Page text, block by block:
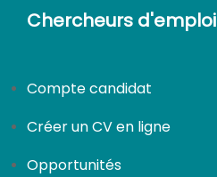
Chercheurs d'emploi
Compte candidat
Créer un CV en ligne
Opportunités